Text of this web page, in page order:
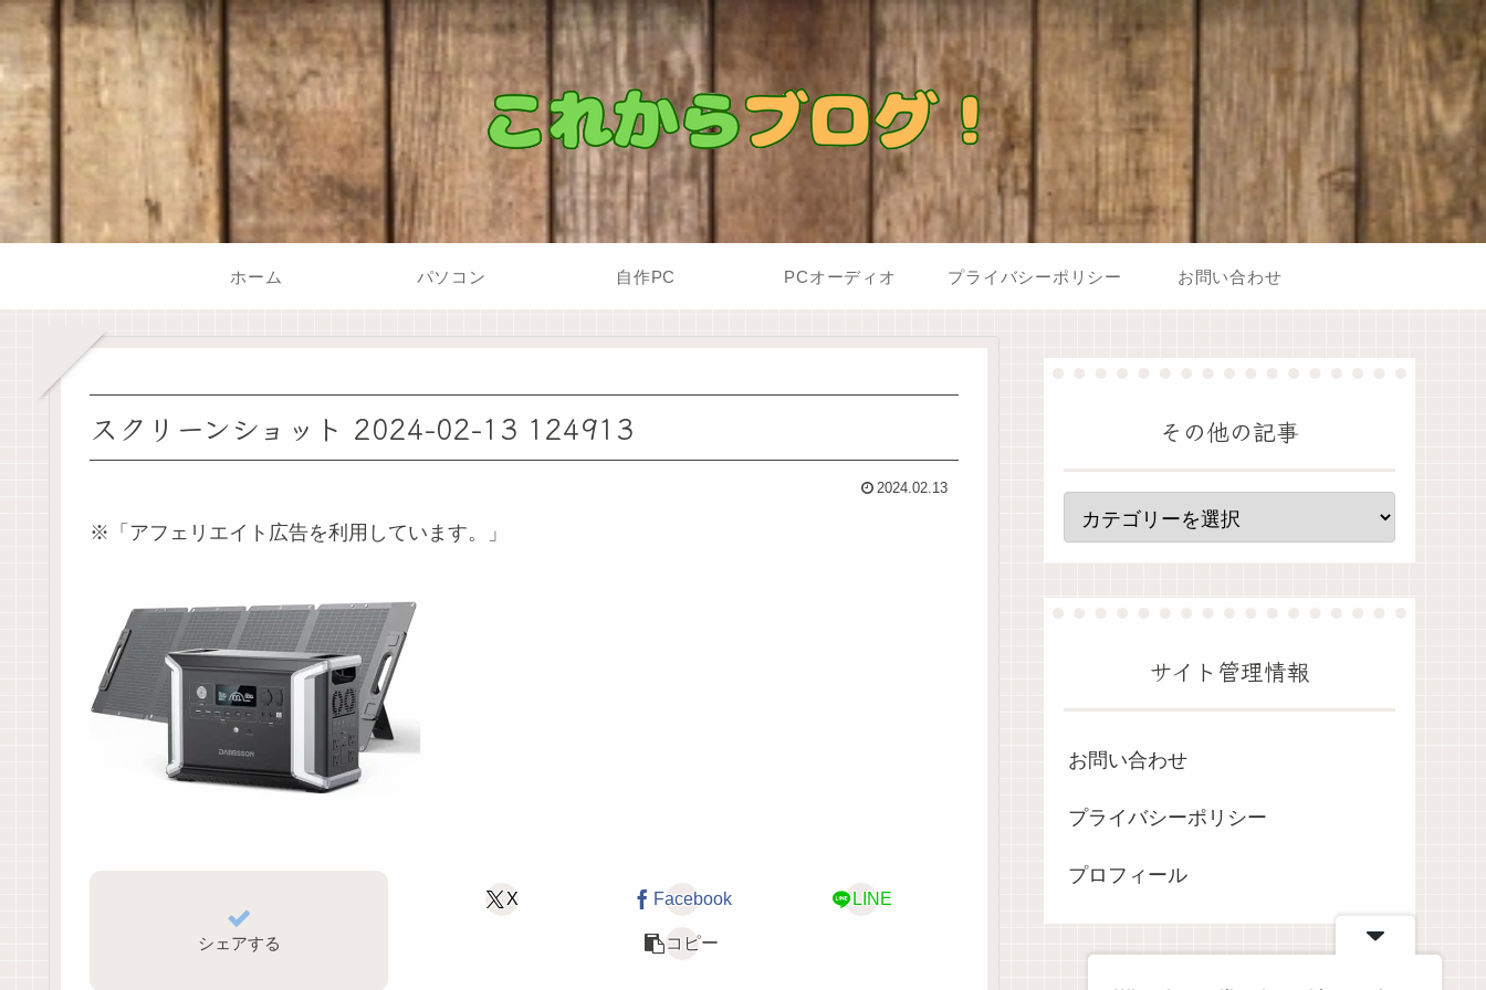
ホーム パソコン 自作PC PCオーディオ プライバシーポリシー お問い合わせ
スクリーンショット 2024-02-13 124913
2024.02.13
※「アフェリエイト広告を利用しています。」
シェアする
X Facebook LINE
コピー
その他の記事
サイト管理情報
お問い合わせ
プライバシーポリシー
プロフィール